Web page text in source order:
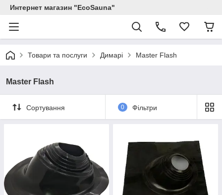
Интернет магазин "EcoSauna"
Товари та послуги Димарі Master Flash
Master Flash
Сортування 0 Фільтри